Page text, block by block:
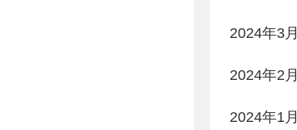
2024年3月
2024年2月
2024年1月